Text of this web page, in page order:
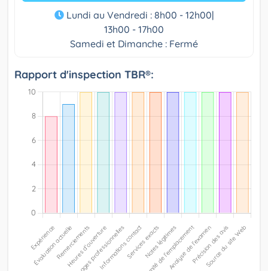
Lundi au Vendredi : 8h00 - 12h00|
13h00 - 17h00
Samedi et Dimanche : Fermé
Rapport d'inspection TBR®: